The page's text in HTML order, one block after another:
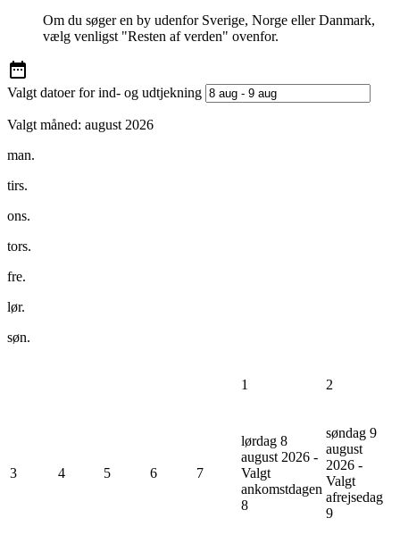
Om du søger en by udenfor Sverige, Norge eller Danmark,
vælg venligst "Resten af verden" ovenfor.
Valgt datoer for ind- og udtjekning
Valgt måned: august 2026
man.
tirs.
ons.
tors.
fre.
lør.
søn.
1 2
3 4 5 6 7
lørdag 8
august 2026 -
Valgt
ankomstdagen
8
søndag 9
august
2026 -
Valgt
afrejsedag
9